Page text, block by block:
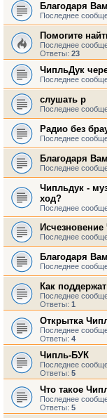
Благодаря
Последнее
Помогите
Последнее
Ответы: 23
ЧипльДук
Последнее
слушать р
Последнее
Радио без
Последнее
Благодаря
Последнее
Чипльдук -
ход?
Последнее
Последнее
Благодаря
Последнее
Как
Последнее
Ответы: 1
Открытка
Последнее
Ответы: 4
Чипль-БУК
Последнее
Ответы: 5
Что такое
Последнее
Ответы: 5